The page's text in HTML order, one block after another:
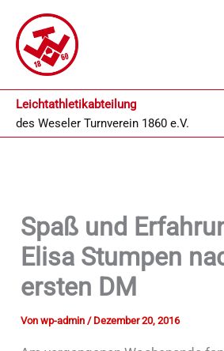
Inhalt
springen
Leichtathletikabteilung
des Weseler Turnverein 1860 e.V.
Spaß und
Elisa Stumpen
ersten DM
Vonwp-admin / Dezember 20, 2016